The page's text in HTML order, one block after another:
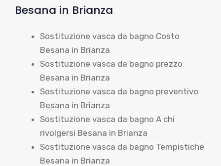
Besana in Brianza
Sostituzione vasca da bagno Costo
Besana in Brianza
Sostituzione vasca da bagno prezzo
Besana in Brianza
Sostituzione vasca da bagno preventivo
Besana in Brianza
Sostituzione vasca da bagno A chi
rivolgersi Besana in Brianza
Sostituzione vasca da bagno Tempistiche
Besana in Brianza